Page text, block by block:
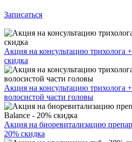
Записаться
Акция на консультацию трихолога
скидка
Акция на консультацию трихолога
волосистой части головы
Акция на биоревитализацию
20% скидка